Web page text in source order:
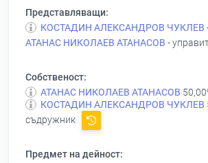
Представляващи:
КОСТАДИН АЛЕКСАНДРОВ ЧУКЛЕВ
АТАНАС НИКОЛАЕВ АТАНАСОВ -
Собственост:
АТАНАС НИКОЛАЕВ АТАНАСОВ
КОСТАДИН АЛЕКСАНДРОВ ЧУКЛЕВ
съдружник
Предмет на дейност: